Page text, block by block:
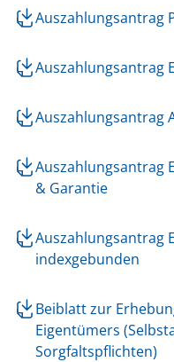
Auszahlungsantrag
Auszahlungsantrag
Auszahlungsantrag
Auszahlungsantrag
& Garantie
Auszahlungsantrag
indexgebunden
Beiblatt zur
Eigentümers
Sorgfaltspflichten)